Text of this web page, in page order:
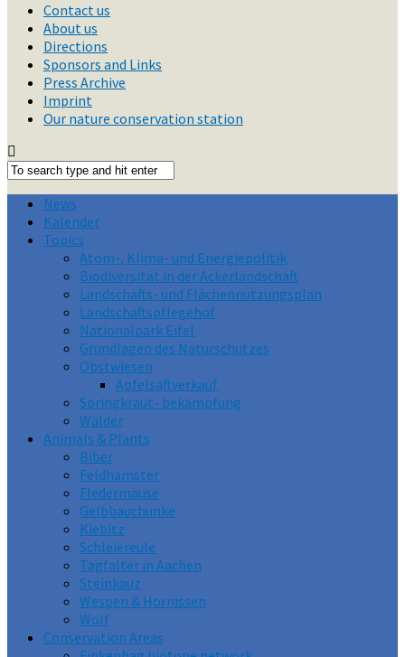
Contact us
About us
Directions
Sponsors and Links
Press Archive
Imprint
Our nature conservation station
News
Kalender
Topics
Atom-, Klima- und Energiepolitik
Biodiversität in der Ackerlandschaft
Landschafts- und Flächennutzungsplan
Landschaftspflegehof
Nationalpark Eifel
Grundlagen des Naturschutzes
Obstwiesen
Apfelsaftverkauf
Springkraut- bekämpfung
Wälder
Animals & Plants
Biber
Feldhamster
Fledermäuse
Gelbbauchunke
Kiebitz
Schleiereule
Tagfalter in Aachen
Steinkauz
Wespen & Hornissen
Wolf
Conservation Areas